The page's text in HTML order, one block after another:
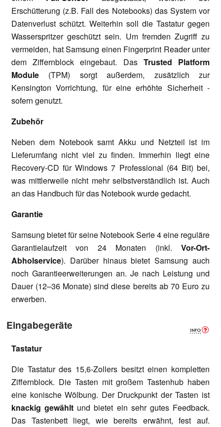
Erschütterung (z.B. Fall des Notebooks) das System vor
Datenverlust schützt. Weiterhin soll die Tastatur gegen
Wasserspritzer geschützt sein. Um fremden Zugriff zu
vermeiden, hat Samsung einen Fingerprint Reader unter
dem Ziffernblock eingebaut. Das Trusted Platform
Module (TPM) sorgt außerdem, zusätzlich zur
Kensington Vorrichtung, für eine erhöhte Sicherheit -
sofern genutzt.
Zubehör
Neben dem Notebook samt Akku und Netzteil ist im
Lieferumfang nicht viel zu finden. Immerhin liegt eine
Recovery-CD für Windows 7 Professional (64 Bit) bei,
was mittlerweile nicht mehr selbstverständlich ist. Auch
an das Handbuch für das Notebook wurde gedacht.
Garantie
Samsung bietet für seine Notebook Serie 4 eine reguläre
Garantielaufzeit von 24 Monaten (inkl.Vor-Ort-
Abholservice). Darüber hinaus bietet Samsung auch
noch Garantieerweiterungen an. Je nach Leistung und
Dauer (12–36 Monate) sind diese bereits ab 70 Euro zu
erwerben.
Eingabegeräte
Tastatur
Die Tastatur des 15,6-Zollers besitzt einen kompletten
Ziffernblock. Die Tasten mit großem Tastenhub haben
eine konische Wölbung. Der Druckpunkt der Tasten ist
knackig gewählt und bietet ein sehr gutes Feedback.
Das Tastenbett liegt, wie bereits erwähnt, fest auf.